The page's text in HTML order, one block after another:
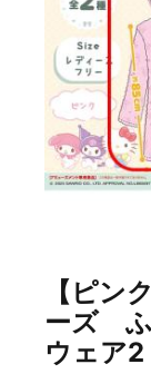
【ピン
ーズ ふ
ウェア2